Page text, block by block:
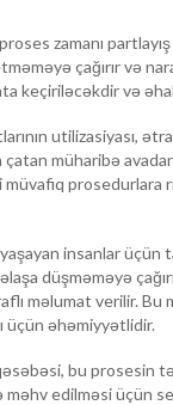
zamanı
çağırır və
keçiriləcəkdir və
utilizasiyası,
müharibə
müvafiq
insanlar üçün
düşməməyə
məlumat verilir. Bu
üçün əhəmiyyətlidir.
bu prosesin
məhv edilməsi üçün